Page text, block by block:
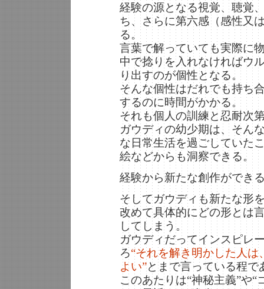
経験の源となる視覚、聴覚
ち、さらに第六感（感性又
る。
言葉で解っていても実際に
中で捻りを入れなければウ
り出すのが個性となる。
そんな個性はだれでも持ち
するのに時間がかかる。
それも個人の訓練と忍耐次
ガウディの幼少期は、そん
な日常生活を過ごしていた
絵などからも洞察できる。
経験から新たな創作ができ
そしてガウディも新たな形
改めて具体的にどの形とは
してしまう。
ガウディだってインスピレ
ろ“それを解き明かした人
よい”とまで言っている程で
このあたりは“神秘主義”や